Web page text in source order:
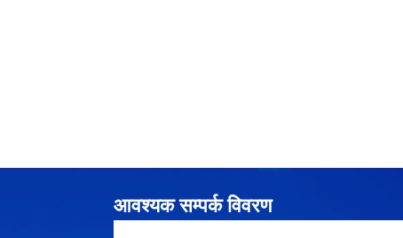
आवश्यक सम्पर्क विवरण